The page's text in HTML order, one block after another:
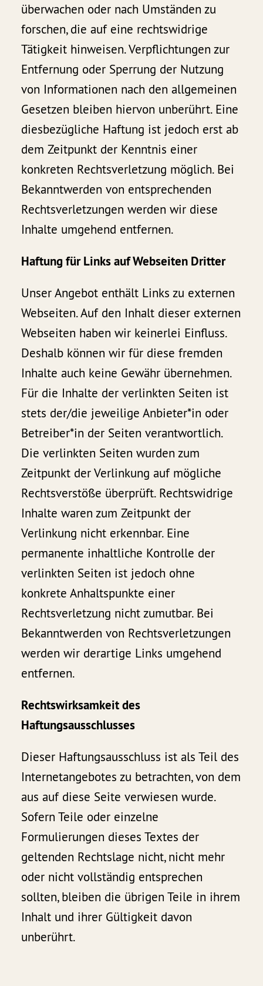
überwachen oder nach Umständen zu
forschen, die auf eine rechtswidrige
Tätigkeit hinweisen. Verpflichtungen zur
Entfernung oder Sperrung der Nutzung
von Informationen nach den allgemeinen
Gesetzen bleiben hiervon unberührt. Eine
diesbezügliche Haftung ist jedoch erst ab
dem Zeitpunkt der Kenntnis einer
konkreten Rechtsverletzung möglich. Bei
Bekanntwerden von entsprechenden
Rechtsverletzungen werden wir diese
Inhalte umgehend entfernen.
Haftung für Links auf Webseiten Dritter
Unser Angebot enthält Links zu externen
Webseiten. Auf den Inhalt dieser externen
Webseiten haben wir keinerlei Einfluss.
Deshalb können wir für diese fremden
Inhalte auch keine Gewähr übernehmen.
Für die Inhalte der verlinkten Seiten ist
stets der/die jeweilige Anbieter*in oder
Betreiber*in der Seiten verantwortlich.
Die verlinkten Seiten wurden zum
Zeitpunkt der Verlinkung auf mögliche
Rechtsverstöße überprüft. Rechtswidrige
Inhalte waren zum Zeitpunkt der
Verlinkung nicht erkennbar. Eine
permanente inhaltliche Kontrolle der
verlinkten Seiten ist jedoch ohne
konkrete Anhaltspunkte einer
Rechtsverletzung nicht zumutbar. Bei
Bekanntwerden von Rechtsverletzungen
werden wir derartige Links umgehend
entfernen.
Rechtswirksamkeit des
Haftungsausschlusses
Dieser Haftungsausschluss ist als Teil des
Internetangebotes zu betrachten, von dem
aus auf diese Seite verwiesen wurde.
Sofern Teile oder einzelne
Formulierungen dieses Textes der
geltenden Rechtslage nicht, nicht mehr
oder nicht vollständig entsprechen
sollten, bleiben die übrigen Teile in ihrem
Inhalt und ihrer Gültigkeit davon
unberührt.